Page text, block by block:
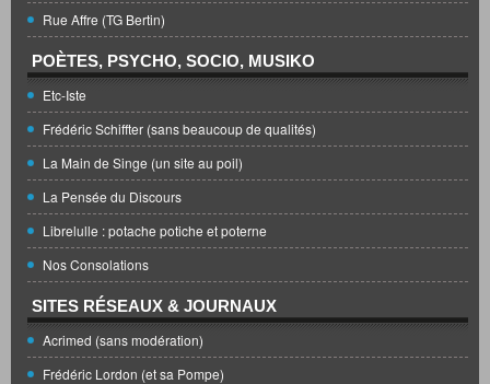
Rue Affre (TG Bertin)
POÈTES, PSYCHO, SOCIO, MUSIKO
Etc-Iste
Frédéric Schiffter (sans beaucoup de qualités)
La Main de Singe (un site au poil)
La Pensée du Discours
Librelulle : potache potiche et poterne
Nos Consolations
SITES RÉSEAUX & JOURNAUX
Acrimed (sans modération)
Frédéric Lordon (et sa Pompe)